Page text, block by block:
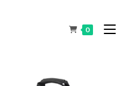
0